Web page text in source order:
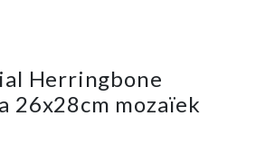
Herringbone
26x28cm mozaïek